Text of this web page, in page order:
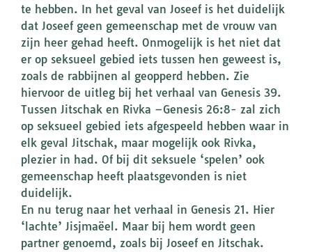
te hebben. In het geval van Joseef is het duidelijk
dat Joseef geen gemeenschap met de vrouw van
zijn heer gehad heeft. Onmogelijk is het niet dat
er op seksueel gebied iets tussen hen geweest is,
zoals de rabbijnen al geopperd hebben. Zie
hiervoor de uitleg bij het verhaal van Genesis 39.
Tussen Jitschak en Rivka –Genesis 26:8- zal zich
op seksueel gebied iets afgespeeld hebben waar in
elk geval Jitschak, maar mogelijk ook Rivka,
plezier in had. Of bij dit seksuele ‘spelen’ ook
gemeenschap heeft plaatsgevonden is niet
duidelijk.
En nu terug naar het verhaal in Genesis 21. Hier
‘lachte’ Jisjmaëel. Maar bij hem wordt geen
partner genoemd, zoals bij Joseef en Jitschak.